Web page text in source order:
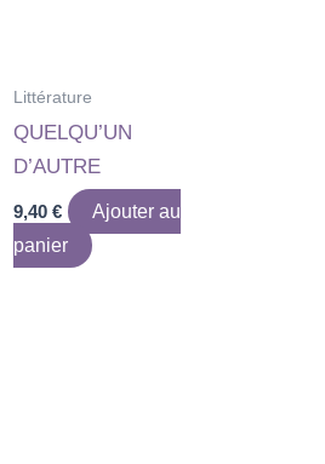
Littérature
QUELQU’UN
D’AUTRE
9,40€
Ajouter au
panier